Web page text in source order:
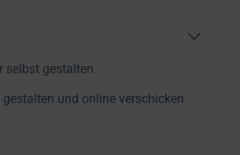
selbst gestalten
und online verschicken